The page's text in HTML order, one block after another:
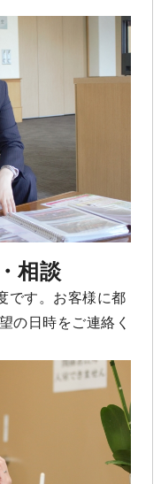
相談
です。お客様に都
の日時をご連絡く